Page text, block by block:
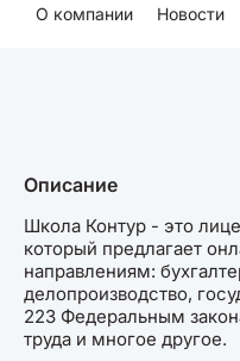
О компании Новости
Описание
Школа Контур - это
который предлагает
направлениям:
делопроизводство,
223 Федеральным
труда и многое другое.